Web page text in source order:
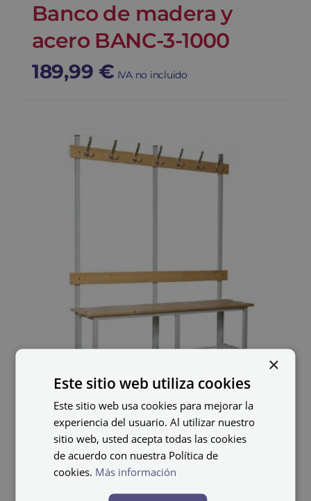
Banco de madera y
acero BANC-3-1000
189,99 € IVA no incluido
Banco de madera y
acero BANC-2-1500
191,41€
×
Este sitio web utiliza cookies
Este sitio web usa cookies para mejorar la
experiencia del usuario. Al utilizar nuestro
sitio web, usted acepta todas las cookies
de acuerdo con nuestra Política de
cookies. Más información